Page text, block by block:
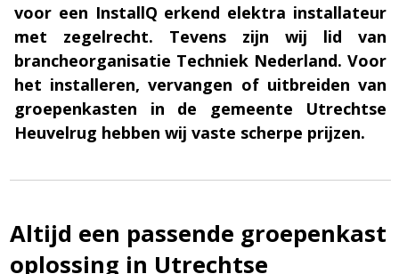
voor een InstallQ erkend elektra installateur
met zegelrecht. Tevens zijn wij lid van
brancheorganisatie Techniek Nederland. Voor
het installeren, vervangen of uitbreiden van
groepenkasten in de gemeente Utrechtse
Heuvelrug hebben wij vaste scherpe prijzen.
Altijd een passende groepenkast
oplossing in Utrechtse